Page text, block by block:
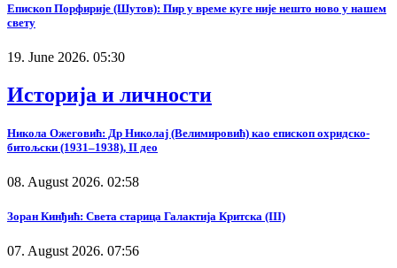
Епископ Порфирије (Шутов): Пир у време куге није нешто ново у нашем
свету
19. June 2026. 05:30
Историја и личности
Никола Ожеговић: Др Николај (Велимировић) као епископ охридско-
битољски (1931–1938), II део
08. August 2026. 02:58
Зоран Кинђић: Света старица Галактија Критска (III)
07. August 2026. 07:56